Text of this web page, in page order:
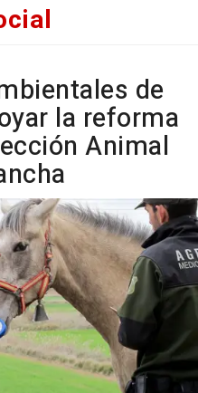
de
la reforma
Animal